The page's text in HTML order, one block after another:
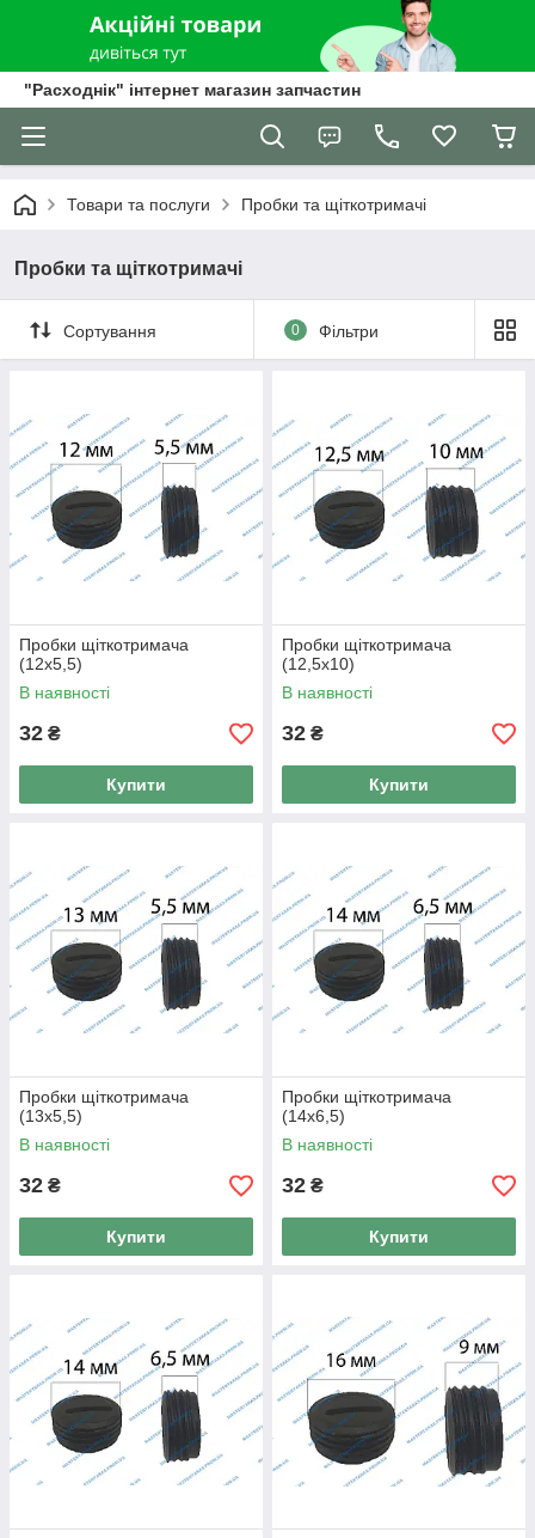
"Расходнік" інтернет магазин запчастин
Товари та послуги Пробки та щіткотримачі
Пробки та щіткотримачі
Сортування 0 Фільтри
Пробки щіткотримача
(12x5,5)
В наявності
32 ₴
Купити
Пробки щіткотримача
(12,5x10)
В наявності
32 ₴
Купити
Пробки щіткотримача
(13x5,5)
В наявності
32 ₴
Купити
Пробки щіткотримача
(14x6,5)
В наявності
32 ₴
Купити